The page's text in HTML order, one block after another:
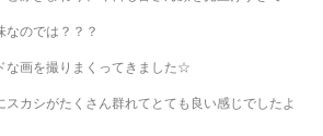
のでは？？？
な画を撮りまくってきました☆
カシがたくさん群れてとても良い感じでしたよ